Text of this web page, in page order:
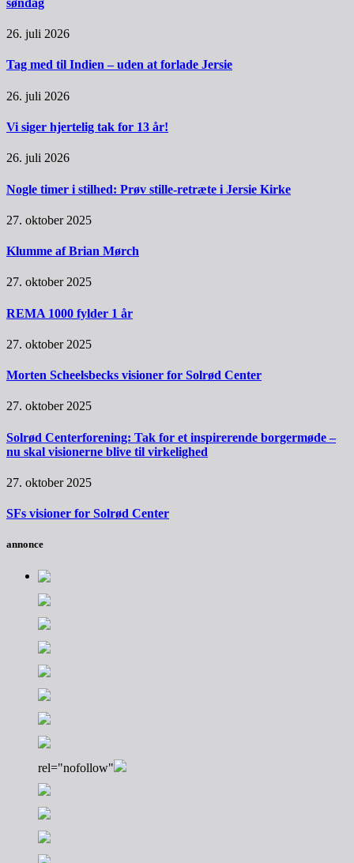
søndag
26. juli 2026
Tag med til Indien – uden at forlade Jersie
26. juli 2026
Vi siger hjertelig tak for 13 år!
26. juli 2026
Nogle timer i stilhed: Prøv stille-retræte i Jersie Kirke
27. oktober 2025
Klumme af Brian Mørch
27. oktober 2025
REMA 1000 fylder 1 år
27. oktober 2025
Morten Scheelsbecks visioner for Solrød Center
27. oktober 2025
Solrød Centerforening: Tak for et inspirerende borgermøde –
nu skal visionerne blive til virkelighed
27. oktober 2025
SFs visioner for Solrød Center
annonce
rel="nofollow"